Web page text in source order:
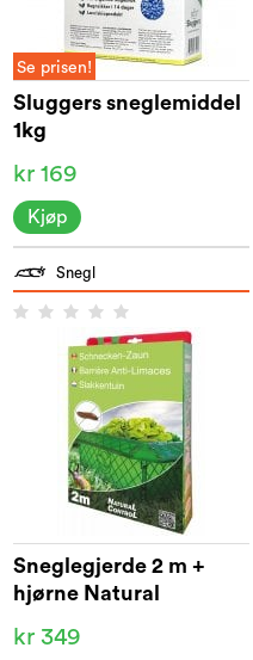
Se prisen!
Sluggers sneglemiddel
1kg
kr 169
Kjøp
Snegl
Sneglegjerde 2 m +
hjørne Natural
kr 349